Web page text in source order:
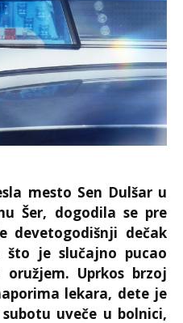
mesto Sen Dulšar u
Šer, dogodila se pre
devetogodišnji dečak
što je slučajno pucao
Uprkos brzoj
lekara, dete je
uveče u bolnici,